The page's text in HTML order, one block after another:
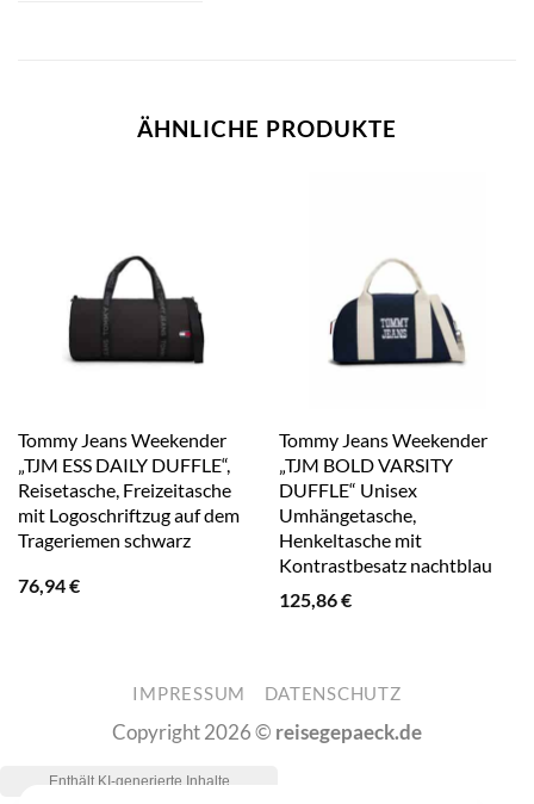
ÄHNLICHE PRODUKTE
Tommy Jeans Weekender
„TJM ESS DAILY DUFFLE“,
Reisetasche, Freizeitasche
mit Logoschriftzug auf dem
Trageriemen schwarz
76,94€
Tommy Jeans Weekender
„TJM BOLD VARSITY
DUFFLE“ Unisex
Umhängetasche,
Henkeltasche mit
Kontrastbesatz nachtblau
125,86€
IMPRESSUM DATENSCHUTZ
Copyright 2026 © reisegepaeck.de